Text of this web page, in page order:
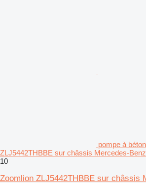
pompe à
ZLJ5442THBBE sur châssis Mercedes-Benz
10
Zoomlion ZLJ5442THBBE sur châssis